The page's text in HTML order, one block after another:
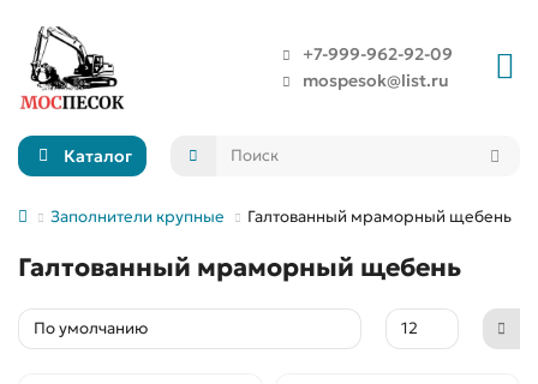
+7-999-962-92-09
mospesok@list.ru
Каталог
Заполнители крупные Галтованный мраморный щебень
Галтованный мраморный щебень